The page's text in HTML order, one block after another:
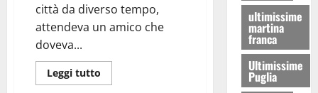
città da diverso tempo,
attendeva un amico che
doveva...
Leggi tutto
ultimissime
martina
franca
Ultimissime
Puglia